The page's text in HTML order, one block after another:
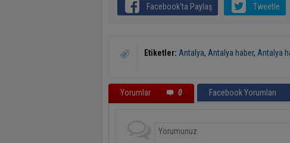
Facebook'ta Paylaş Tweetle
Etiketler: Antalya, Antalya haber, Antalya
Yorumlar 0 Facebook Yorumları